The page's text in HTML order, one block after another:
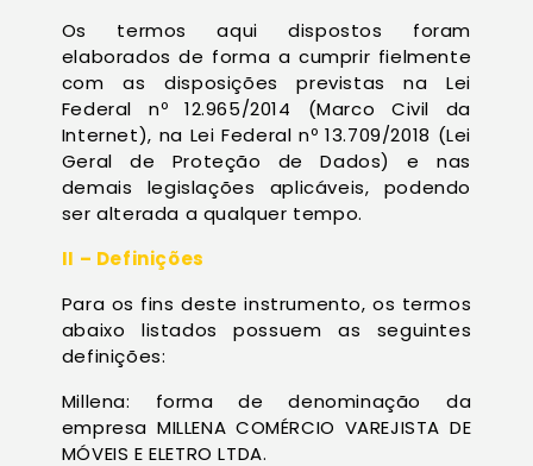
Os termos aqui dispostos foram
elaborados de forma a cumprir fielmente
com as disposições previstas na Lei
Federal nº 12.965/2014 (Marco Civil da
Internet), na Lei Federal nº 13.709/2018 (Lei
Geral de Proteção de Dados) e nas
demais legislações aplicáveis, podendo
ser alterada a qualquer tempo.
II – Definições
Para os fins deste instrumento, os termos
abaixo listados possuem as seguintes
definições:
Millena: forma de denominação da
empresa MILLENA COMÉRCIO VAREJISTA DE
MÓVEIS E ELETRO LTDA.